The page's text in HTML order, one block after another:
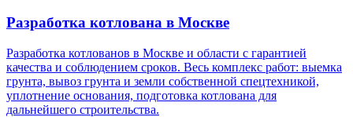
Разработка котлована в Москве
Разработка котлованов в Москве и области с гарантией
качества и соблюдением сроков. Весь комплекс работ: выемка
грунта, вывоз грунта и земли собственной спецтехникой,
уплотнение основания, подготовка котлована для
дальнейшего строительства.